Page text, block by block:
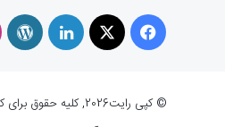
فیسبوک
X لینکداین
© کپی رایت2026, کلیه حقوق برای کیمیا هاست محفوظ است.